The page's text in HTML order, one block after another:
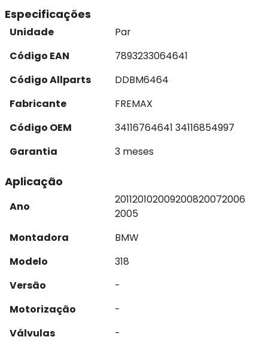
Especificações
Unidade
Par
Código EAN
7893233064641
Código Allparts
DDBM6464
Fabricante
FREMAX
Código OEM
34116764641 34116854997
Garantia
3 meses
Aplicação
Ano
201120102009200820072006
2005
Montadora
BMW
Modelo
318
Versão
-
Motorização
-
Válvulas
-